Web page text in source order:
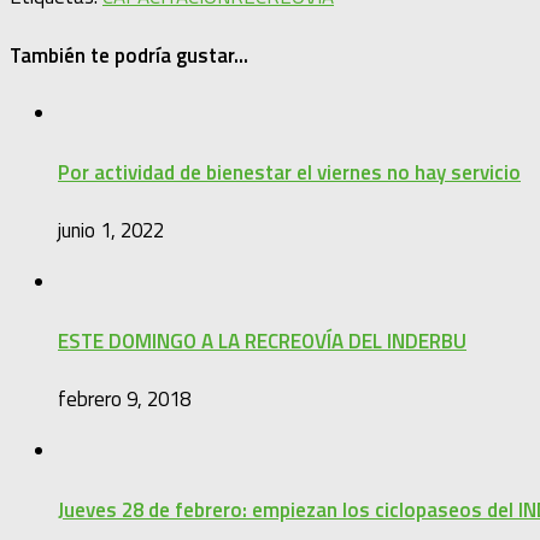
También te podría gustar...
Por actividad de bienestar el viernes no hay servicio
junio 1, 2022
ESTE DOMINGO A LA RECREOVÍA DEL INDERBU
febrero 9, 2018
Jueves 28 de febrero: empiezan los ciclopaseos del